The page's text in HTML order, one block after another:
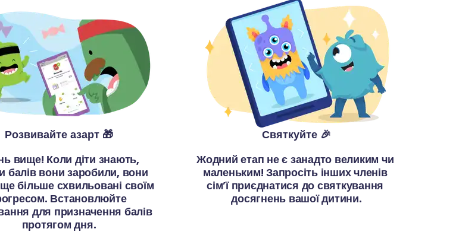
Розвивайте азарт 🎁
вище! Коли діти знають,
балів вони заробили, вони
більше схвильовані своїм
Встановлюйте
для призначення балів
протягом дня.
Святкуйте 🎉
Жодний етап не є занадто великим чи
маленьким! Запросіть інших членів
сім’ї приєднатися до святкування
досягнень вашої дитини.